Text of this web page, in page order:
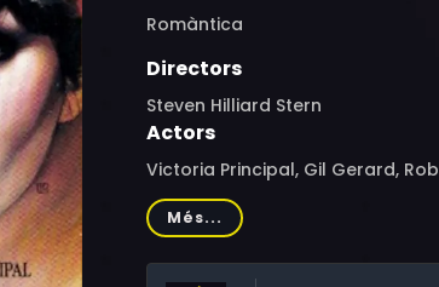
Romàntica
Directors
Steven Hilliard Stern
Actors
Victoria Principal, Gil Gerard,
Strangis, Ed Begley Jr., Steve
Més...